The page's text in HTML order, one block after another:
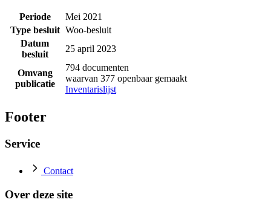
Periode
Mei 2021
Type besluit Woo-besluit
Datum
besluit
25 april 2023
Omvang
publicatie
794 documenten
waarvan 377 openbaar gemaakt
Inventarislijst
Footer
Service
Contact
Over deze site